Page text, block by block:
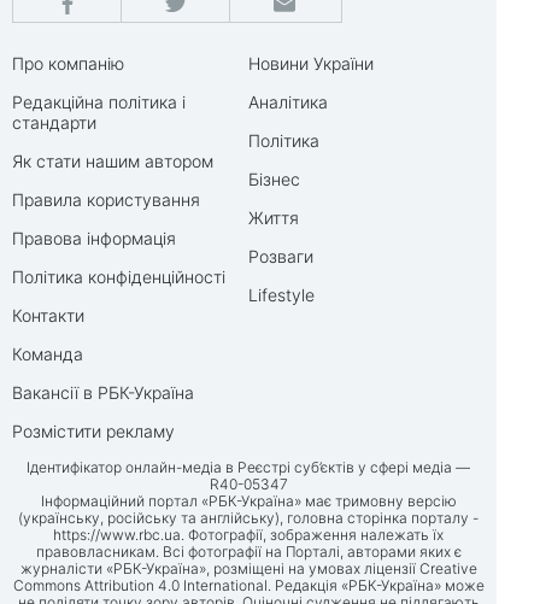
Про компанію
Редакційна політика і
стандарти
Як стати нашим автором
Правила користування
Правова інформація
Політика конфіденційності
Контакти
Команда
Вакансії в РБК-Україна
Розмістити рекламу
Новини України
Аналітика
Політика
Бізнес
Життя
Розваги
Lifestyle
Ідентифікатор онлайн-медіа в Реєстрі суб’єктів у сфері медіа —
R40-05347
Інформаційний портал «РБК-Україна» має тримовну версію
(українську, російську та англійську), головна сторінка порталу -
https://www.rbc.ua. Фотографії, зображення належать їх
правовласникам. Всі фотографії на Порталі, авторами яких є
журналісти «РБК-Україна», розміщені на умовах ліцензії Creative
Commons Attribution 4.0 International. Редакція «РБК-Україна» може